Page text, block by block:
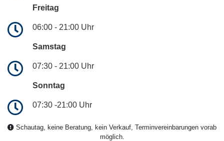
Freitag
06:00 - 21:00 Uhr
Samstag
07:30 - 21:00 Uhr
Sonntag
07:30 -21:00 Uhr
Schautag, keine Beratung, kein Verkauf, Terminvereinbarungen vorab
möglich.